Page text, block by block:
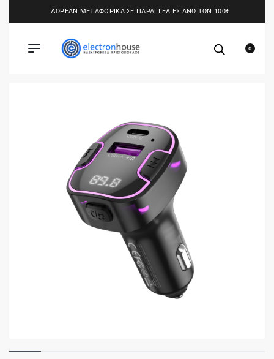
ΔΩΡΕΑΝ ΜΕΤΑΦΟΡΙΚΑ ΣΕ ΠΑΡΑΓΓΕΛΙΕΣ ΑΝΩ ΤΩΝ 100€
0